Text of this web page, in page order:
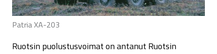
Patria XA-203
Ruotsin puolustusvoimat on antanut Ruotsin